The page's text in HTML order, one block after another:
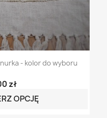
- kolor do wyboru
zł
OPCJĘ